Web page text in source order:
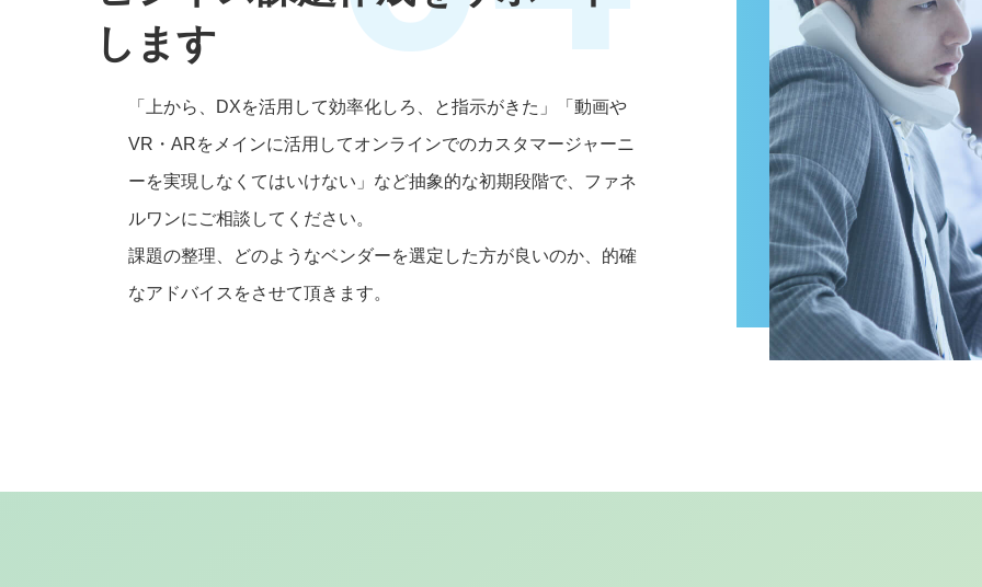
します
「上から、DXを活用して効率化しろ、と指示がきた」「動画や
VR・ARをメインに活用してオンラインでのカスタマージャーニ
ーを実現しなくてはいけない」など抽象的な初期段階で、ファネ
ルワンにご相談してください。
課題の整理、どのようなベンダーを選定した方が良いのか、的確
なアドバイスをさせて頂きます。